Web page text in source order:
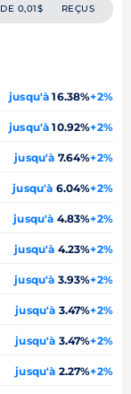
0,01$ REÇUS
jusqu'à 16.38%+2%
jusqu'à 10.92%+2%
jusqu'à 7.64%+2%
jusqu'à 6.04%+2%
jusqu'à 4.83%+2%
jusqu'à 4.23%+2%
jusqu'à 3.93%+2%
jusqu'à 3.47%+2%
jusqu'à 3.47%+2%
jusqu'à 2.27%+2%